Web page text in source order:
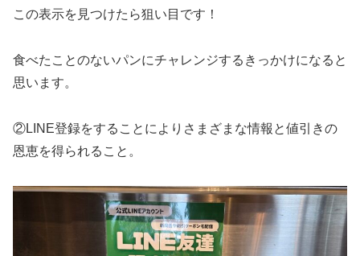
この表示を見つけたら狙い目です！
食べたことのないパンにチャレンジするきっかけになると
思います。
②LINE登録をすることによりさまざまな情報と値引きの
恩恵を得られること。